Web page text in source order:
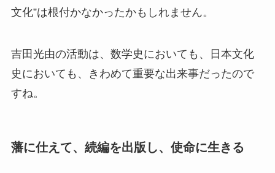
文化”は根付かなかったかもしれません。
吉田光由の活動は、数学史においても、日本文化
史においても、きわめて重要な出来事だったので
すね。
藩に仕えて、続編を出版し、使命に生きる